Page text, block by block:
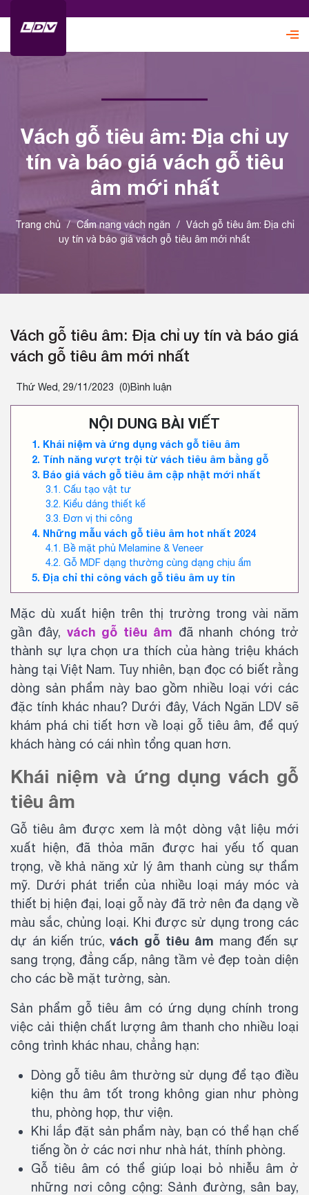
Vách gỗ tiêu âm: Địa chỉ uy
tín và báo giá vách gỗ tiêu
âm mới nhất
Trang chủ / Cẩm nang vách ngăn / Vách gỗ tiêu âm: Địa chỉ
uy tín và báo giá vách gỗ tiêu âm mới nhất
Vách gỗ tiêu âm: Địa chỉ uy tín và báo giá
vách gỗ tiêu âm mới nhất
Thứ Wed, 29/11/2023 (0)Bình luận
NỘI DUNG BÀI VIẾT
Khái niệm và ứng dụng vách gỗ tiêu âm
Tính năng vượt trội từ vách tiêu âm bằng gỗ
Báo giá vách gỗ tiêu âm cập nhật mới nhất
Cấu tạo vật tư
Kiểu dáng thiết kế
Đơn vị thi công
Những mẫu vách gỗ tiêu âm hot nhất 2024
Bề mặt phủ Melamine & Veneer
Gỗ MDF dạng thường cùng dạng chịu ẩm
Địa chỉ thi công vách gỗ tiêu âm uy tín
Mặc dù xuất hiện trên thị trường trong vài năm
gần đây, vách gỗ tiêu âm đã nhanh chóng trở
thành sự lựa chọn ưa thích của hàng triệu khách
hàng tại Việt Nam. Tuy nhiên, bạn đọc có biết rằng
dòng sản phẩm này bao gồm nhiều loại với các
đặc tính khác nhau? Dưới đây, Vách Ngăn LDV sẽ
khám phá chi tiết hơn về loại gỗ tiêu âm, để quý
khách hàng có cái nhìn tổng quan hơn.
Khái niệm và ứng dụng vách gỗ
tiêu âm
Gỗ tiêu âm được xem là một dòng vật liệu mới
xuất hiện, đã thỏa mãn được hai yếu tố quan
trọng, về khả năng xử lý âm thanh cùng sự thẩm
mỹ. Dưới phát triển của nhiều loại máy móc và
thiết bị hiện đại, loại gỗ này đã trở nên đa dạng về
màu sắc, chủng loại. Khi được sử dụng trong các
dự án kiến trúc,vách gỗ tiêu âm mang đến sự
sang trọng, đẳng cấp, nâng tầm vẻ đẹp toàn diện
cho các bề mặt tường, sàn.
Sản phẩm gỗ tiêu âm có ứng dụng chính trong
việc cải thiện chất lượng âm thanh cho nhiều loại
công trình khác nhau, chẳng hạn:
Dòng gỗ tiêu âm thường sử dụng để tạo điều
kiện thu âm tốt trong không gian như phòng
thu, phòng họp, thư viện.
Khi lắp đặt sản phẩm này, bạn có thể hạn chế
tiếng ồn ở các nơi như nhà hát, thính phòng.
Gỗ tiêu âm có thể giúp loại bỏ nhiễu âm ở
những nơi công cộng: Sảnh đường, sân bay,